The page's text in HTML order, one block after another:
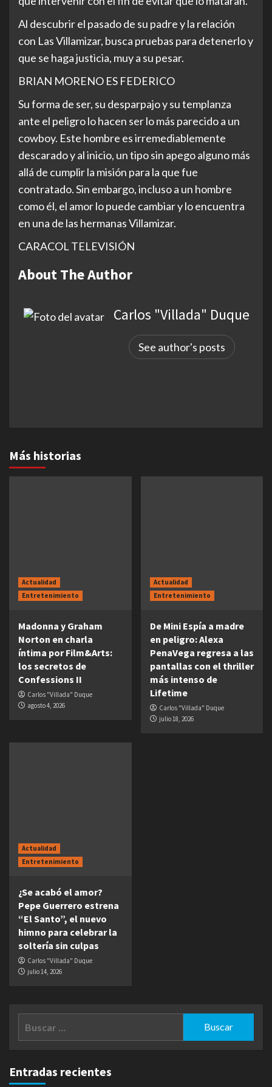
Al descubrir el pasado de su padre y la relación
con Las Villamizar, busca pruebas para detenerlo y
que se haga justicia, muy a su pesar.
BRIAN MORENO ES FEDERICO
Su forma de ser, su desparpajo y su templanza
ante el peligro lo hacen ser lo más parecido a un
cowboy. Este hombre es irremediablemente
descarado y al inicio, un tipo sin apego alguno más
allá de cumplir la misión para la que fue
contratado. Sin embargo, incluso a un hombre
como él, el amor lo puede cambiar y lo encuentra
en una de las hermanas Villamizar.
CARACOL TELEVISIÓN
About The Author
Carlos "Villada" Duque
See author's posts
Más historias
Actualidad
Entretenimiento
Madonna y Graham
Norton en charla
íntima por Film&Arts:
los secretos de
Confessions II
Carlos "Villada" Duque
agosto 4, 2026
Actualidad
Entretenimiento
De Mini Espía a madre
en peligro: Alexa
PenaVega regresa a las
pantallas con el thriller
más intenso de
Lifetime
Carlos "Villada" Duque
julio 18, 2026
Actualidad
Entretenimiento
¿Se acabó el amor?
Pepe Guerrero estrena
“El Santo”, el nuevo
himno para celebrar la
soltería sin culpas
Carlos "Villada" Duque
julio 14, 2026
Entradas recientes